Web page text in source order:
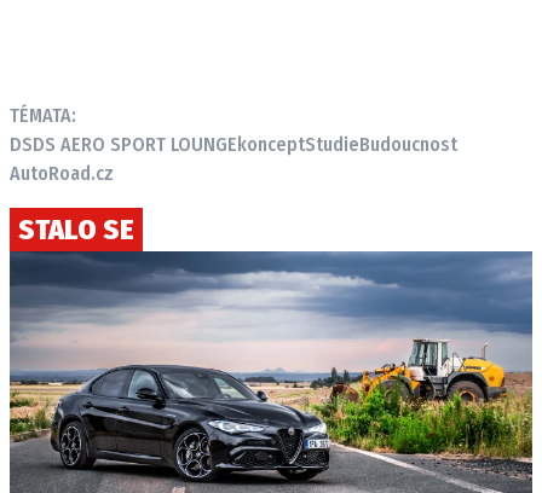
TÉMATA:
DSDS AERO SPORT LOUNGEkonceptStudieBudoucnost
AutoRoad.cz
STALO SE